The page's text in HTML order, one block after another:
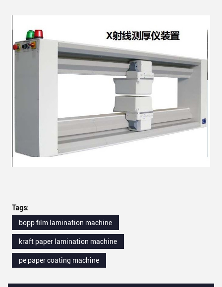
Tags:
bopp film lamination machine
kraft paper lamination machine
pe paper coating machine